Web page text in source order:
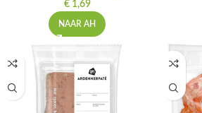
€1,69
NAAR AH